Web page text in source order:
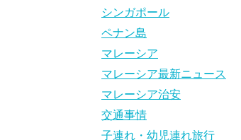
シンガポール
ペナン島
マレーシア
マレーシア最新ニュース
マレーシア治安
交通事情
子連れ・幼児連れ旅行